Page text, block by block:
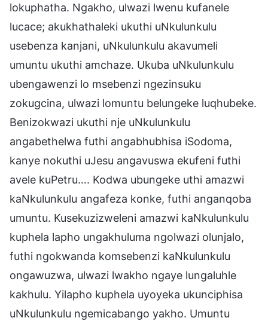
lokuphatha. Ngakho, ulwazi lwenu kufanele
lucace; akukhathaleki ukuthi uNkulunkulu
usebenza kanjani, uNkulunkulu akavumeli
umuntu ukuthi amchaze. Ukuba uNkulunkulu
ubengawenzi lo msebenzi ngezinsuku
zokugcina, ulwazi lomuntu belungeke luqhubeke.
Benizokwazi ukuthi nje uNkulunkulu
angabethelwa futhi angabhubhisa iSodoma,
kanye nokuthi uJesu angavuswa ekufeni futhi
avele kuPetru…. Kodwa ubungeke uthi amazwi
kaNkulunkulu angafeza konke, futhi anganqoba
umuntu. Kusekuzizweleni amazwi kaNkulunkulu
kuphela lapho ungakhuluma ngolwazi olunjalo,
futhi ngokwanda komsebenzi kaNkulunkulu
ongawuzwa, ulwazi lwakho ngaye lungaluhle
kakhulu. Yilapho kuphela uyoyeka ukunciphisa
uNkulunkulu ngemicabango yakho. Umuntu